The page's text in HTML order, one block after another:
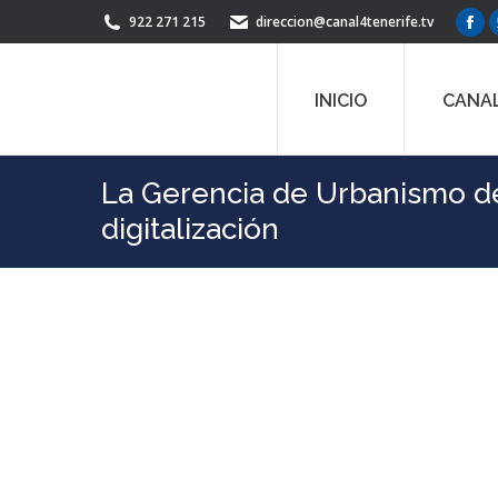
922 271 215 direccion@canal4tenerife.tv
new
INICIO
La Gerencia de Urbanismo
digitalización